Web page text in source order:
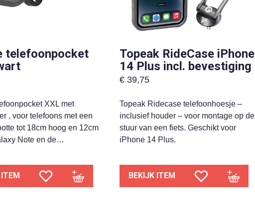
telefoonpocket
XXL met
, voor telefoons met een
tot 18cm hoog en 12cm
Note en de…
Topeak RideCase iPhone
14 Plus incl. bevestiging
€ 39,75
Topeak Ridecase telefoonhoesje –
inclusief houder – voor montage op de
stuur van een fiets. Geschikt voor
iPhone 14 Plus.
BEKIJK ITEM